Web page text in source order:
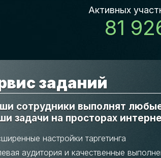
Активных
81
заданий
сотрудники выполнят
задачи на просторах
настройки таргетинга
аудитория и качественные